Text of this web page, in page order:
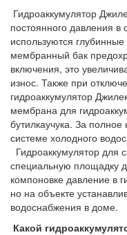
Гидроаккумулятор
постоянного давления в
используются
мембранный бак
включения, это
износ. Также при
гидроаккумулятор
мембрана для
бутилкаучука. За
системе холодного
Гидроаккумулятор для
специальную площадку
компоновке давление в
но на объекте
водоснабжения в доме.
Какой